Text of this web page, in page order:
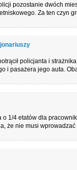
pozostanie dwóch
Za ten czyn
policjanta i
i pasażera jego auta.
1/4 etatów dla
że nie musi